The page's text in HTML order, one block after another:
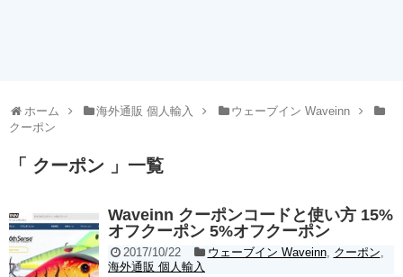
ホーム 海外通販 個人輸入
ウェーブイン Waveinn
クーポン
「 クーポン 」一覧
Waveinn クーポンコードと使い方 15%
オフクーポン 5%オフクーポン
2017/10/22 ウェーブイン Waveinn, クーポン,
海外通販 個人輸入